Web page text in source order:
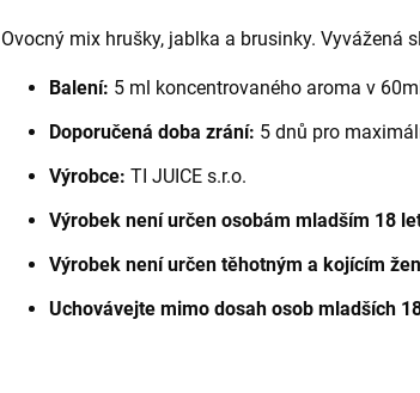
Ovocný mix hrušky, jablka a brusinky. Vyvážená
Balení: 5 ml koncentrovaného aroma v
Doporučená doba zrání: 5 dnů pro
Výrobce: TI JUICE s.r.o.
Výrobek není určen osobám mladším 18
Výrobek není určen těhotným a kojícím
Uchovávejte mimo dosah osob mladších